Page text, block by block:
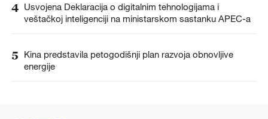
4 Usvojena Deklaracija o digitalnim tehnologijama i
veštačkoj inteligenciji na ministarskom sastanku APEC-a
5
Kina predstavila petogodišnji plan razvoja obnovljive
energije